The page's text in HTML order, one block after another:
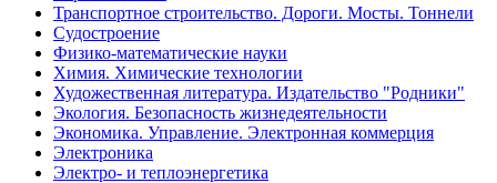
Транспортное строительство. Дороги. Мосты. Тоннели
Судостроение
Физико-математические науки
Химия. Химические технологии
Художественная литература. Издательство "Родники"
Экология. Безопасность жизнедеятельности
Экономика. Управление. Электронная коммерция
Электроника
Электро- и теплоэнергетика